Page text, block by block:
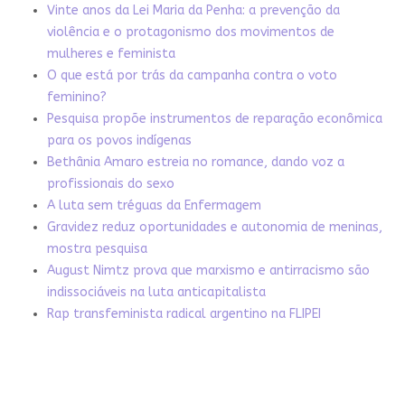
Vinte anos da Lei Maria da Penha: a prevenção da
violência e o protagonismo dos movimentos de
mulheres e feminista
O que está por trás da campanha contra o voto
feminino?
Pesquisa propõe instrumentos de reparação econômica
para os povos indígenas
Bethânia Amaro estreia no romance, dando voz a
profissionais do sexo
A luta sem tréguas da Enfermagem
Gravidez reduz oportunidades e autonomia de meninas,
mostra pesquisa
August Nimtz prova que marxismo e antirracismo são
indissociáveis na luta anticapitalista
Rap transfeminista radical argentino na FLIPEI